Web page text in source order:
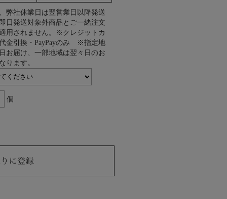
弊社休業日は翌営業日以降発送
日発送対象外商品とご一緒注文
用されません。※クレジットカ
金引換・PayPayのみ ※指定地
お届け、一部地域は翌々日のお
ります。
個